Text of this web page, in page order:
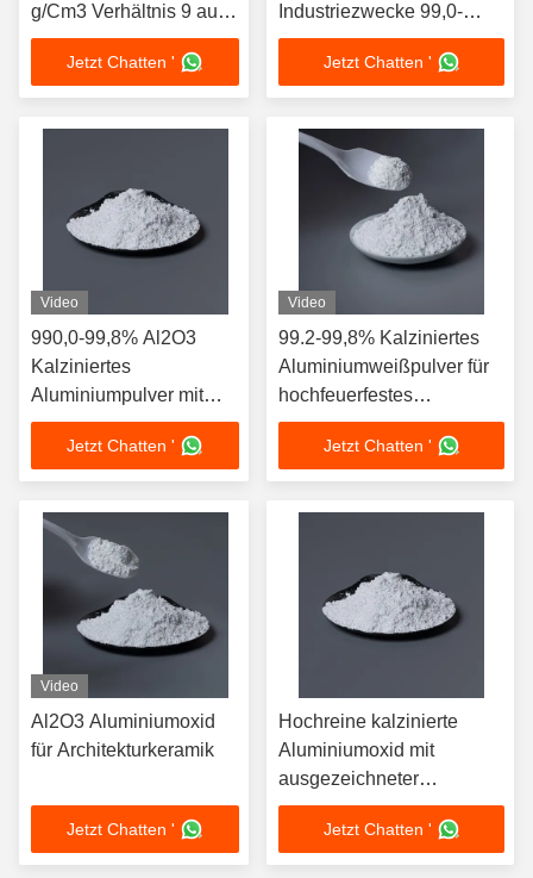
g/Cm3 Verhältnis 9 auf
Mohs-Skala Härte
Jetzt Chatten '
Industriezwecke 99,0-
99,8% Al-Gehalt 9 Mohs-
HärteJetzt Chatten '
Video
990,0-99,8% Al2O3
Kalziniertes
Aluminiumpulver mit
einer Dichte von mehr
als 3,9 g/cm3
Jetzt Chatten '
Video
99.2-99,8% Kalziniertes
Aluminiumweißpulver für
hochfeuerfestes
Aluminium
Jetzt Chatten '
Video
Al2O3 Aluminiumoxid
für Architekturkeramik
Jetzt Chatten '
Hochreine kalzinierte
Aluminiumoxid mit
ausgezeichneter
thermischer Stabilität
Jetzt Chatten '